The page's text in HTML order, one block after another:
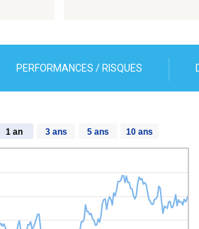
PERFORMANCES / RISQUES
1 an 3 ans 5 ans 10 ans